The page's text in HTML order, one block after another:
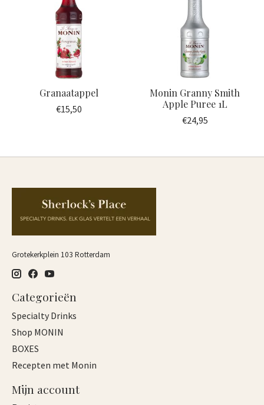
Granaatappel
€15,50
Monin Granny Smith
Apple Puree 1L
€24,95
Grotekerkplein 103 Rotterdam
Categorieën
Specialty Drinks
Shop MONIN
BOXES
Recepten met Monin
Mijn account